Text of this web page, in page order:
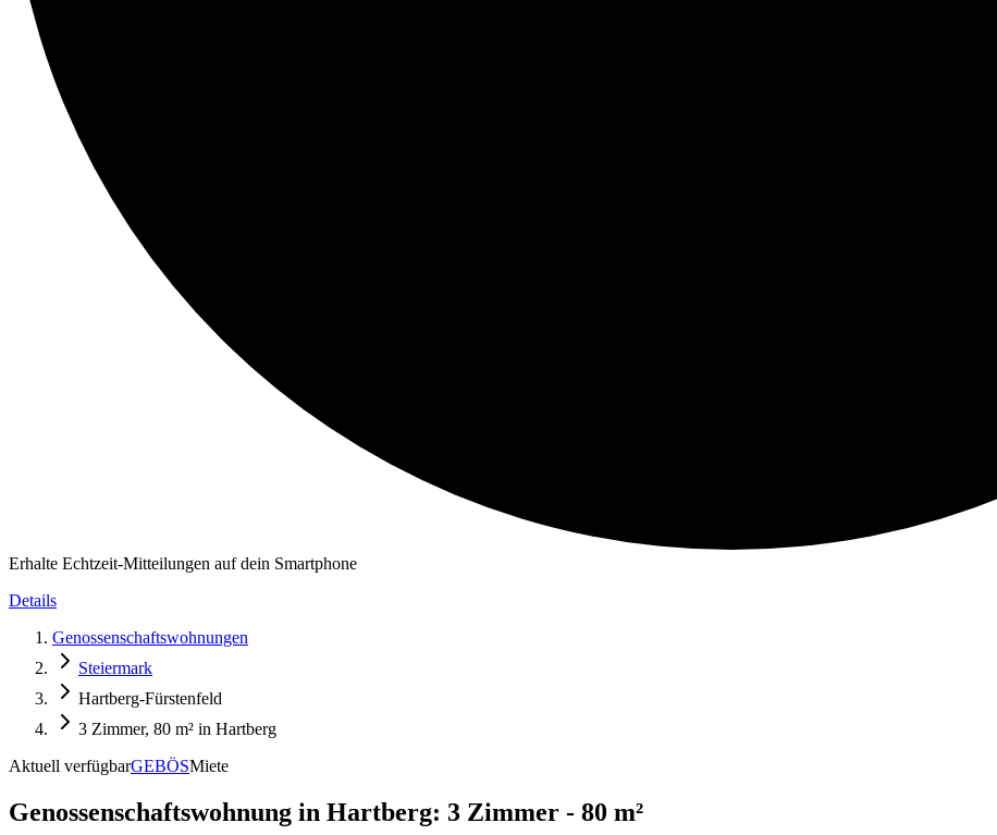
Erhalte Echtzeit-Mitteilungen auf dein Smartphone
Details
Genossenschaftswohnungen
Steiermark
Hartberg-Fürstenfeld
3 Zimmer, 80 m² in Hartberg
Aktuell verfügbarGEBÖSMiete
Genossenschaftswohnung in Hartberg: 3 Zimmer - 80 m²